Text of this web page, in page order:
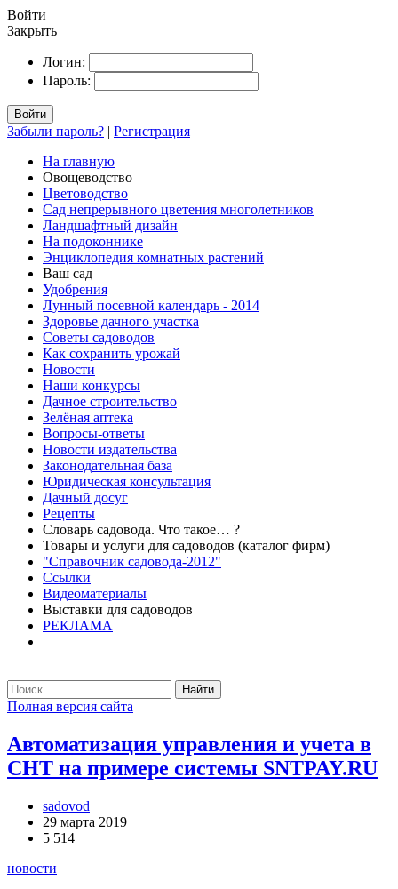
Войти
Закрыть
Логин:
Пароль:
Войти
Забыли пароль? | Регистрация
На главную
Овощеводство
Цветоводство
Сад непрерывного цветения многолетников
Ландшафтный дизайн
На подоконнике
Энциклопедия комнатных растений
Ваш сад
Удобрения
Лунный посевной календарь - 2014
Здоровье дачного участка
Советы садоводов
Как сохранить урожай
Новости
Наши конкурсы
Дачное строительство
Зелёная аптека
Вопросы-ответы
Новости издательства
Законодательная база
Юридическая консультация
Дачный досуг
Рецепты
Словарь садовода. Что такое… ?
Товары и услуги для садоводов (каталог фирм)
"Справочник садовода-2012"
Ссылки
Видеоматериалы
Выставки для садоводов
РЕКЛАМА
Найти
Полная версия сайта
Автоматизация управления и учета в
СНТ на примере системы SNTPAY.RU
sadovod
29 марта 2019
5 514
новости